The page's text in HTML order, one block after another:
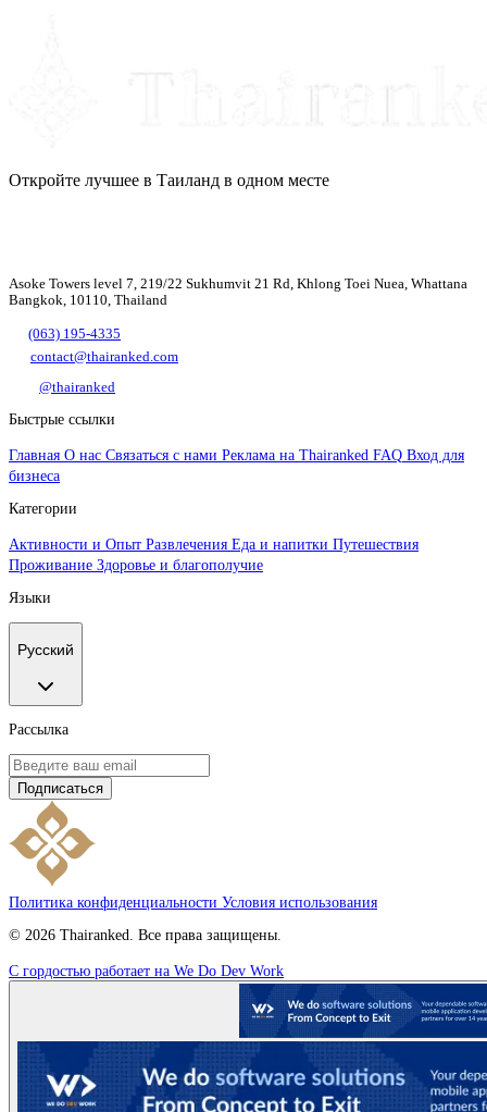
Откройте лучшее в Таиланд в одном месте
Asoke Towers level 7, 219/22 Sukhumvit 21 Rd, Khlong Toei Nuea, Whattana
Bangkok, 10110, Thailand
(063) 195-4335
contact@thairanked.com
@thairanked
Быстрые ссылки
Главная О нас Связаться с нами Реклама на Thairanked FAQ Вход для
бизнеса
Категории
Активности и Опыт Развлечения Еда и напитки Путешествия
Проживание Здоровье и благополучие
Языки
Русский
Рассылка
Подписаться
Политика конфиденциальности Условия использования
© 2026 Thairanked. Все права защищены.
С гордостью работает на We Do Dev Work